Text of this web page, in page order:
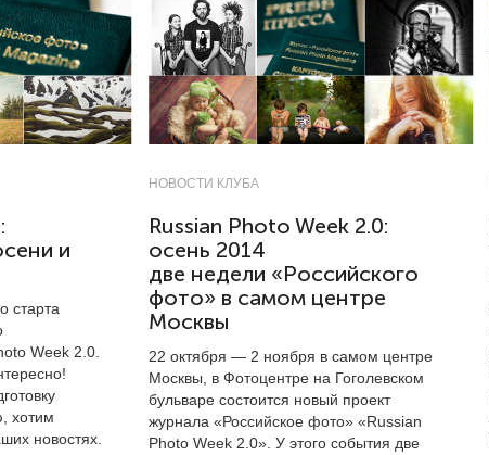
и
старта
Week 2.0.
хотим
новостях.
НОВОСТИ КЛУБА
Russian Photo Week 2.0:
осень 2014
две недели «Российского
фото» в самом центре
Москвы
22 октября — 2 ноября в самом центре
Москвы, в Фотоцентре на Гоголевском
бульваре состоится новый проект
журнала «Российское фото» «Russian
Photo Week 2.0». У этого события две